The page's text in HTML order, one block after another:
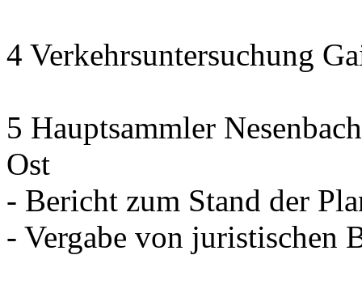
4 Verkehrsuntersuchung
5 Hauptsammler
Ost
- Bericht zum Stand der
- Vergabe von juristischen